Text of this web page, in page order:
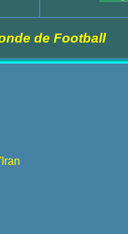
de Football